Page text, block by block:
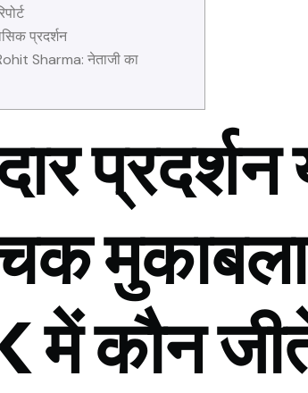
प्रदर्शन
Sharma: नेताजी का
प्रदर्शन
में कौन